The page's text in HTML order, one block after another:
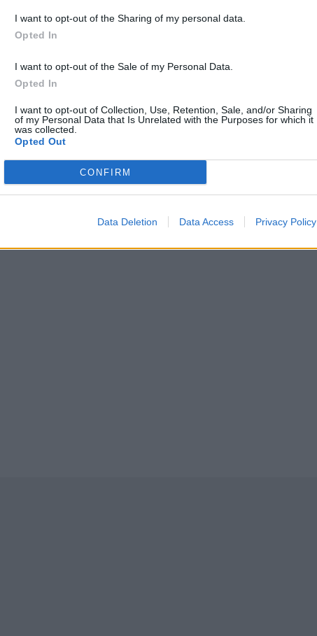
I want to opt-out of the Sharing of my personal data.
Opted In
I want to opt-out of the Sale of my Personal Data.
Opted In
I want to opt-out of Collection, Use, Retention, Sale, and/or Sharing
of my Personal Data that Is Unrelated with the Purposes for which it
was collected.
Opted Out
CONFIRM
Data Deletion Data Access Privacy Policy